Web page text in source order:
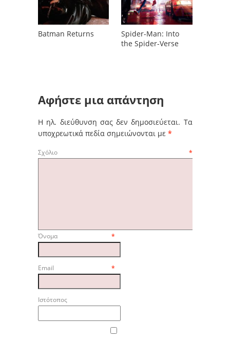
Batman Returns
Spider-Man: Into
the Spider-Verse
Αφήστε μια απάντηση
Η ηλ. διεύθυνση σας δεν δημοσιεύεται. Τα
υποχρεωτικά πεδία σημειώνονται με *
Σχόλιο *
Όνομα*
Email*
Ιστότοπος